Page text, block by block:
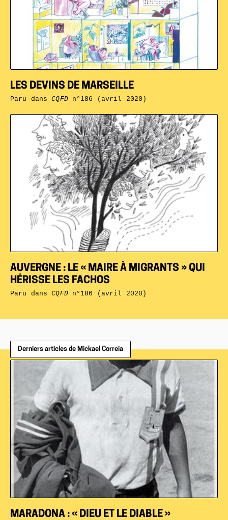
AUVERGNE : LE « MAIRE À MIGRANTS » QUI
HÉRISSE LES FACHOS
Paru dansCQFDn°186 (avril 2020)
LES DEVINS DE MARSEILLE
Paru dansCQFDn°186 (avril 2020)
Derniers articles de Mickael Correia
MARADONA : « DIEU ET LE DIABLE »